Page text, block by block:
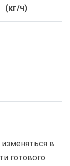
(кг/ч)
в
готового